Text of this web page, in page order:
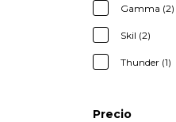
Gamma (2)
Skil (2)
Thunder (1)
Precio